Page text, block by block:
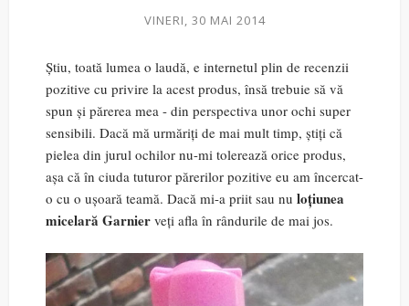
VINERI, 30 MAI 2014
Știu, toată lumea o laudă, e internetul plin de recenzii
pozitive cu privire la acest produs, însă trebuie să vă
spun și părerea mea - din perspectiva unor ochi super
sensibili. Dacă mă urmăriți de mai mult timp, știți că
pielea din jurul ochilor nu-mi tolerează orice produs,
așa că în ciuda tuturor părerilor pozitive eu am încercat-
o cu o ușoară teamă. Dacă mi-a priit sau nu loțiunea
micelară Garnier veți afla în rândurile de mai jos.